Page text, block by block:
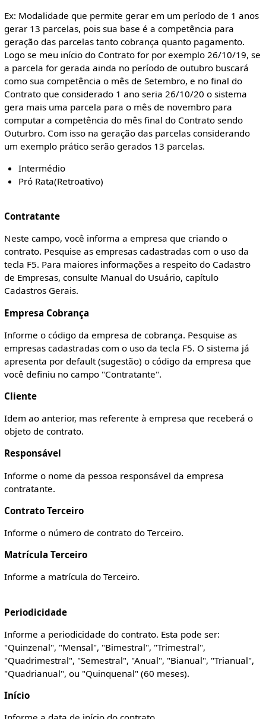
Ex: Modalidade que permite gerar em um período de 1 anos
gerar 13 parcelas, pois sua base é a competência para
geração das parcelas tanto cobrança quanto pagamento.
Logo se meu início do Contrato for por exemplo 26/10/19, se
a parcela for gerada ainda no período de outubro buscará
como sua competência o mês de Setembro, e no final do
Contrato que considerado 1 ano seria 26/10/20 o sistema
gera mais uma parcela para o mês de novembro para
computar a competência do mês final do Contrato sendo
Outurbro. Com isso na geração das parcelas considerando
um exemplo prático serão gerados 13 parcelas.
Intermédio
Pró Rata(Retroativo)
Contratante
Neste campo, você informa a empresa que criando o
contrato. Pesquise as empresas cadastradas com o uso da
tecla F5. Para maiores informações a respeito do Cadastro
de Empresas, consulte Manual do Usuário, capítulo
Cadastros Gerais.
Empresa Cobrança
Informe o código da empresa de cobrança. Pesquise as
empresas cadastradas com o uso da tecla F5. O sistema já
apresenta por default (sugestão) o código da empresa que
você definiu no campo "Contratante".
Cliente
Idem ao anterior, mas referente à empresa que receberá o
objeto de contrato.
Responsável
Informe o nome da pessoa responsável da empresa
contratante.
Contrato Terceiro
Informe o número de contrato do Terceiro.
Matrícula Terceiro
Informe a matrícula do Terceiro.
Periodicidade
Informe a periodicidade do contrato. Esta pode ser:
"Quinzenal", "Mensal", "Bimestral", "Trimestral",
"Quadrimestral", "Semestral", "Anual", "Bianual", "Trianual",
"Quadrianual", ou "Quinquenal" (60 meses).
Início